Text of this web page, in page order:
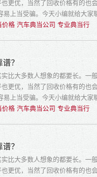
更优，当然了回收价格有的也
上当受骗。今天小编就给大家
格 汽车典当公司 专业典当行
？
比大多数人想象的都要长。一
更优，当然了回收价格有的也
上当受骗。今天小编就给大家
格 汽车典当公司 专业典当行
？
比大多数人想象的都要长。一
更优，当然了回收价格有的也